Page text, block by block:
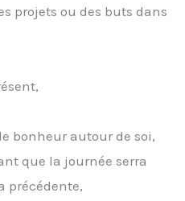
projets ou des buts dans
bonheur autour de soi,
que la journée serra
précédente,